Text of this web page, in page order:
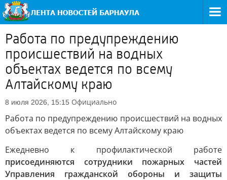
Работа по предупреждению
происшествий на водных
объектах ведется по всему
Алтайскому краю
8 июля 2026, 15:15 Официально
Работа по предупреждению происшествий на водных
объектах ведется по всему Алтайскому краю
Ежедневно к профилактической работе
присоединяются сотрудники пожарных частей
Управления гражданской обороны и защиты